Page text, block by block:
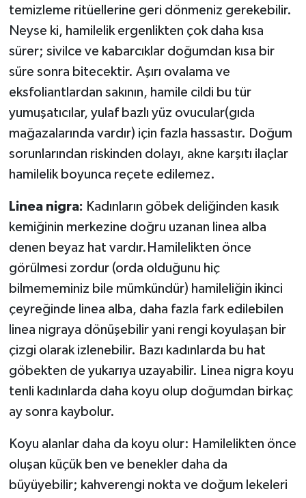
temizleme ritüellerine geri dönmeniz gerekebilir.
Neyse ki, hamilelik ergenlikten çok daha kısa
sürer; sivilce ve kabarcıklar doğumdan kısa bir
süre sonra bitecektir. Aşırı ovalama ve
eksfoliantlardan sakının, hamile cildi bu tür
yumuşatıcılar, yulaf bazlı yüz ovucular(gıda
mağazalarında vardır) için fazla hassastır. Doğum
sorunlarından riskinden dolayı, akne karşıtı ilaçlar
hamilelik boyunca reçete edilemez.
Linea nigra: Kadınların göbek deliğinden kasık
kemiğinin merkezine doğru uzanan linea alba
denen beyaz hat vardır.Hamilelikten önce
görülmesi zordur (orda olduğunu hiç
bilmememiniz bile mümkündür) hamileliğin ikinci
çeyreğinde linea alba, daha fazla fark edilebilen
linea nigraya dönüşebilir yani rengi koyulaşan bir
çizgi olarak izlenebilir. Bazı kadınlarda bu hat
göbekten de yukarıya uzayabilir. Linea nigra koyu
tenli kadınlarda daha koyu olup doğumdan birkaç
ay sonra kaybolur.
Koyu alanlar daha da koyu olur: Hamilelikten önce
oluşan küçük ben ve benekler daha da
büyüyebilir; kahverengi nokta ve doğum lekeleri